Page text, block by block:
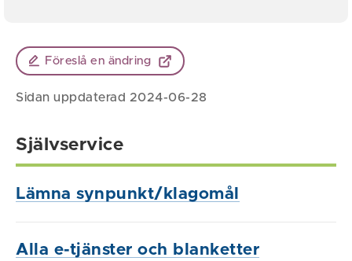
Föreslå en ändring
Sidan uppdaterad 2024-06-28
Självservice
Lämna synpunkt/klagomål
Alla e-tjänster och blanketter